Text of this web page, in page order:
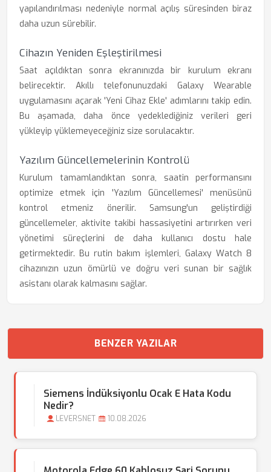
yapılandırılması nedeniyle normal açılış süresinden biraz
daha uzun sürebilir.
Cihazın Yeniden Eşleştirilmesi
Saat açıldıktan sonra ekranınızda bir kurulum ekranı
belirecektir. Akıllı telefonunuzdaki Galaxy Wearable
uygulamasını açarak 'Yeni Cihaz Ekle' adımlarını takip edin.
Bu aşamada, daha önce yedeklediğiniz verileri geri
yükleyip yüklemeyeceğiniz size sorulacaktır.
Yazılım Güncellemelerinin Kontrolü
Kurulum tamamlandıktan sonra, saatin performansını
optimize etmek için 'Yazılım Güncellemesi' menüsünü
kontrol etmeniz önerilir. Samsung'un geliştirdiği
güncellemeler, aktivite takibi hassasiyetini artırırken veri
yönetimi süreçlerini de daha kullanıcı dostu hale
getirmektedir. Bu rutin bakım işlemleri, Galaxy Watch 8
cihazınızın uzun ömürlü ve doğru veri sunan bir sağlık
asistanı olarak kalmasını sağlar.
BENZER YAZILAR
Siemens İndüksiyonlu Ocak E Hata Kodu
Nedir?
LEVERSNET 10.08.2026